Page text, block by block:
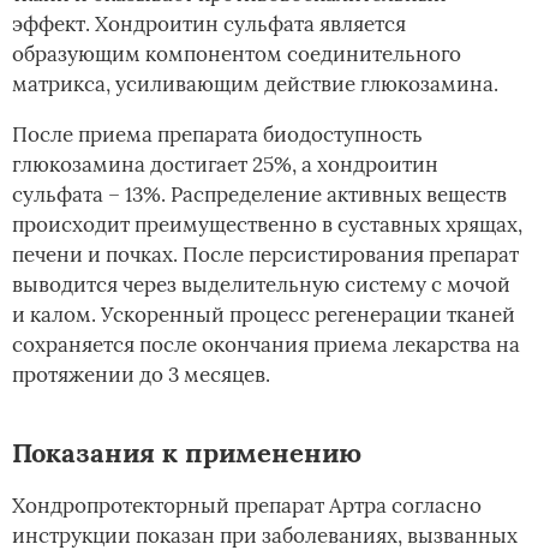
эффект. Хондроитин сульфата является
образующим компонентом соединительного
матрикса, усиливающим действие глюкозамина.
После приема препарата биодоступность
глюкозамина достигает 25%, а хондроитин
сульфата – 13%. Распределение активных веществ
происходит преимущественно в суставных хрящах,
печени и почках. После персистирования препарат
выводится через выделительную систему с мочой
и калом. Ускоренный процесс регенерации тканей
сохраняется после окончания приема лекарства на
протяжении до 3 месяцев.
Показания к применению
Хондропротекторный препарат Артра согласно
инструкции показан при заболеваниях, вызванных